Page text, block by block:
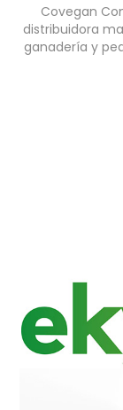
Covegan
distribuidora
ganadería y